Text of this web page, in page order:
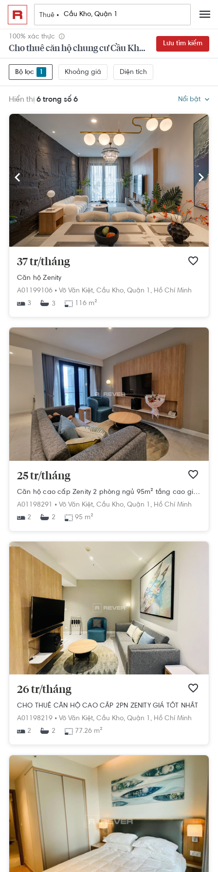
Thuê •
100% xác thực
Cho thuê căn hộ chung cư Cầu Kho, Quận 1
Lưu tìm kiếm
Bộ lọc 1 Khoảng giá Diện tích
Hiển thị 6 trong số 6 Nổi bật
37 tr/tháng
Căn hộ Zenity
A01199106 • Võ Văn Kiệt, Cầu Kho, Quận 1, Hồ Chí Minh
3
3 116 m²
25 tr/tháng
Căn hộ cao cấp Zenity 2 phòng ngủ 95m² tầng cao giá tốt
A01198291 • Võ Văn Kiệt, Cầu Kho, Quận 1, Hồ Chí Minh
2
2 95 m²
26 tr/tháng
CHO THUÊ CĂN HỘ CAO CẤP 2PN ZENITY GIÁ TỐT NHẤT
A01198219 • Võ Văn Kiệt, Cầu Kho, Quận 1, Hồ Chí Minh
2
2 77.26 m²